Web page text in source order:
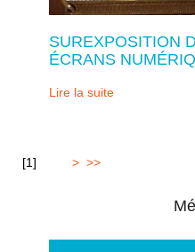
SUREXPOSITION
ÉCRANS
Lire la suite
[1] > >>